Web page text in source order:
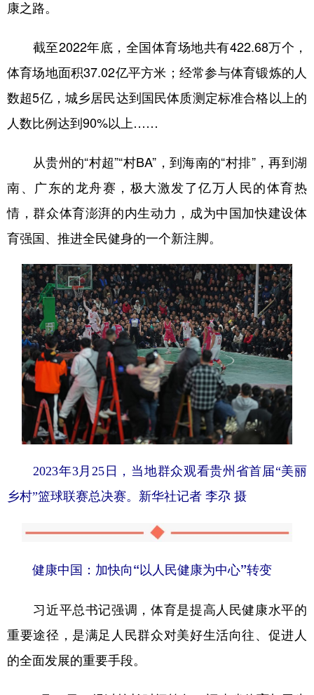
康之路。
截至2022年底，全国体育场地共有422.68万个，
体育场地面积37.02亿平方米；经常参与体育锻炼的人
数超5亿，城乡居民达到国民体质测定标准合格以上的
人数比例达到90%以上……
从贵州的“村超”“村BA”，到海南的“村排”，再到湖
南、广东的龙舟赛，极大激发了亿万人民的体育热
情，群众体育澎湃的内生动力，成为中国加快建设体
育强国、推进全民健身的一个新注脚。
2023年3月25日，当地群众观看贵州省首届“美丽
乡村”篮球联赛总决赛。 新华社记者 李尕 摄
健康中国：加快向“以人民健康为中心”转变
习近平总书记强调，体育是提高人民健康水平的
重要途径，是满足人民群众对美好生活向往、促进人
的全面发展的重要手段。